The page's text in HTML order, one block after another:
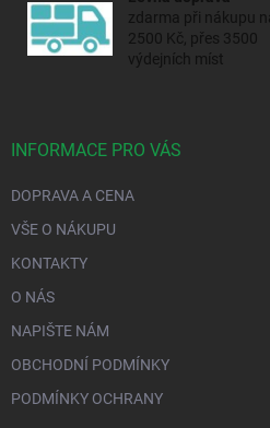
zdarma při nákupu
2500 Kč, přes 3500
výdejních míst
INFORMACE PRO VÁS
DOPRAVA A CENA
VŠE O NÁKUPU
KONTAKTY
O NÁS
NAPIŠTE NÁM
OBCHODNÍ PODMÍNKY
PODMÍNKY OCHRANY